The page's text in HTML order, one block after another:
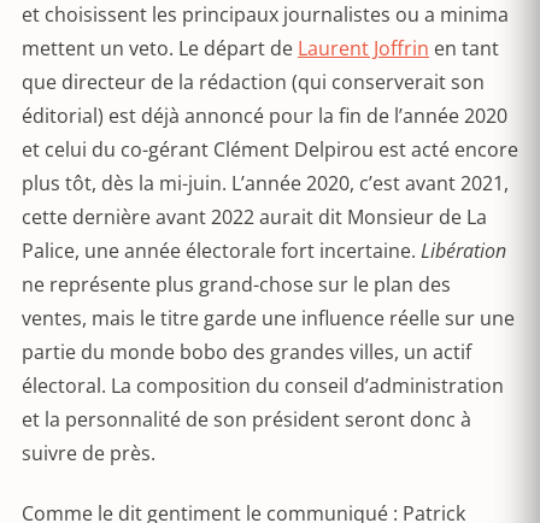
et choisissent les principaux journalistes ou a minima
mettent un veto. Le départ de Laurent Joffrin en tant
que directeur de la rédaction (qui conserverait son
éditorial) est déjà annoncé pour la fin de l’année 2020
et celui du co-gérant Clément Delpirou est acté encore
plus tôt, dès la mi-juin. L’année 2020, c’est avant 2021,
cette dernière avant 2022 aurait dit Monsieur de La
Palice, une année électorale fort incertaine. Libération
ne représente plus grand-chose sur le plan des
ventes, mais le titre garde une influence réelle sur une
partie du monde bobo des grandes villes, un actif
électoral. La composition du conseil d’administration
et la personnalité de son président seront donc à
suivre de près.
Comme le dit gentiment le communiqué : Patrick